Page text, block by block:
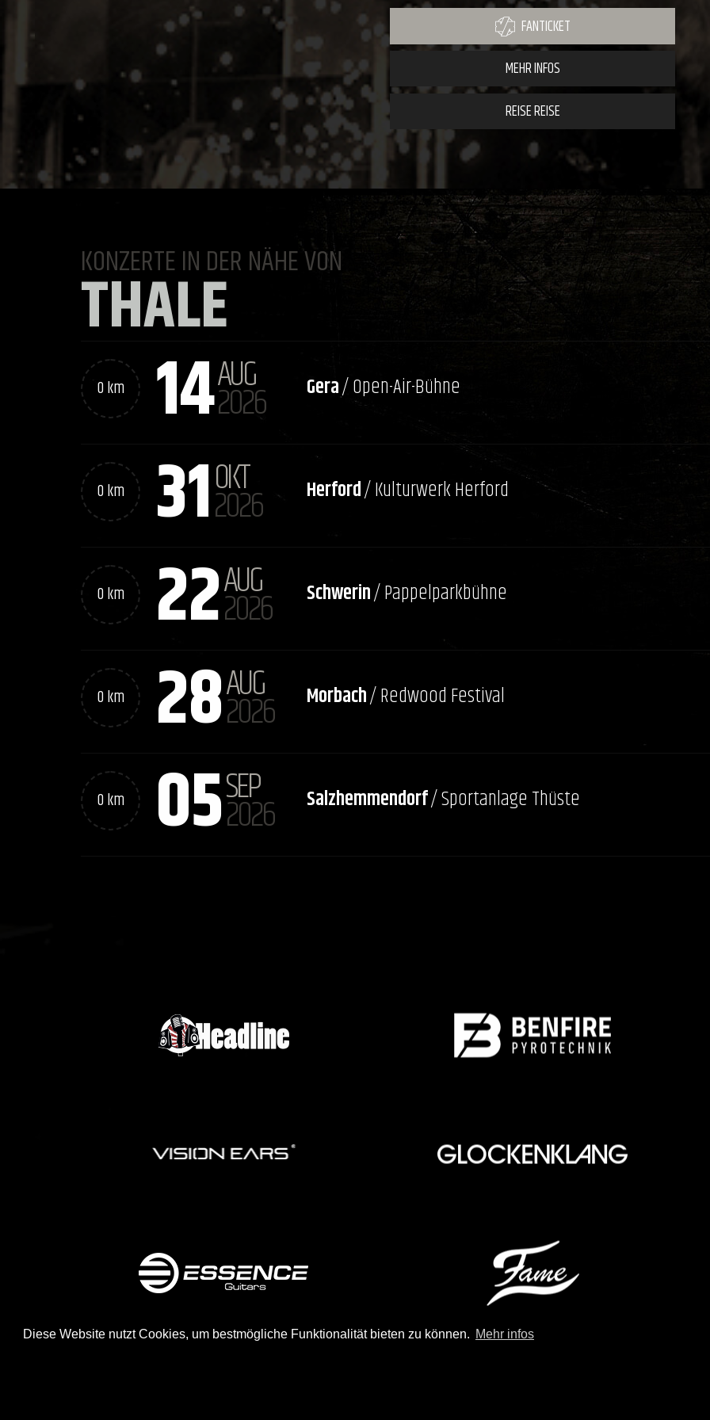
Diese Website nutzt Cookies, um bestmögliche Funktionalität bieten zu können. Mehr infos
FANTICKET
MEHR INFOS
REISE REISE
KONZERTE IN DER NÄHE VON
THALE
0 km 14AUG
2026 Gera/ Open-Air-Bühne
0 km 31OKT
2026 Herford/ Kulturwerk Herford
0 km 22AUG
2026 Schwerin/ Pappelparkbühne
0 km 28AUG
2026 Morbach/ Redwood Festival
0 km 05SEP
2026 Salzhemmendorf/ Sportanlage Thüste